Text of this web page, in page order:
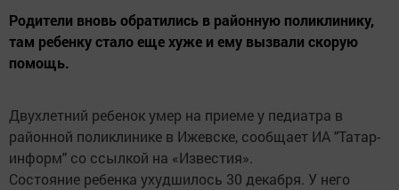
Родители вновь обратились в районную поликлинику,
там ребенку стало еще хуже и ему вызвали скорую
помощь.
Двухлетний ребенок умер на приеме у педиатра в
районной поликлинике в Ижевске, сообщает ИА "Татар-
информ" со ссылкой на «Известия».
Состояние ребенка ухудшилось 30 декабря. У него